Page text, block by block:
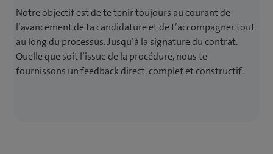
Notre objectif est de te tenir toujours au courant de
l’avancement de ta candidature et de t’accompagner tout
au long du processus. Jusqu’à la signature du contrat.
Quelle que soit l’issue de la procédure, nous te
fournissons un feedback direct, complet et constructif.